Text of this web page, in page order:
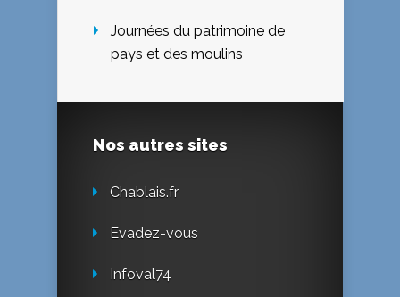
Journées du patrimoine de
pays et des moulins
Nos autres sites
Chablais.fr
Evadez-vous
Infoval74